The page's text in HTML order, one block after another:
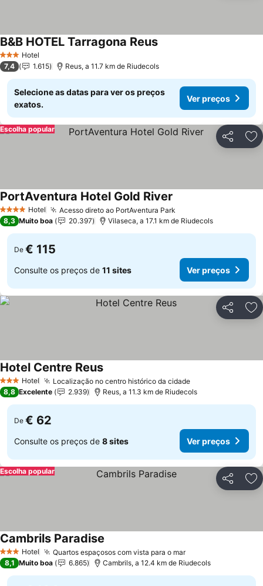
3 EstrelasHotel
B&B HOTEL Tarragona ReusVer preços
7,4 1.615 Reus, a 11.7 km de Riudecols
Selecione as datas para ver os preços
exatos.
Ver preços
Partilhar
Escolha popular
4 EstrelasHotel Acesso direto ao PortAventura Park
PortAventura Hotel Gold River
8,3 Muito boa 20.397 Vilaseca, a 17.1 km de Riudecols
De € 115
Consulte os preços de 11 sites Ver preços
Partilhar
3 EstrelasHotel Localização no centro histórico da cidadeVer preços
Hotel Centre ReusVer preços
8,8 Excelente 2.939 Reus, a 11.3 km de Riudecols
De € 62
Consulte os preços de 8 sites Ver preços
Partilhar
Escolha popular
3 EstrelasHotel Quartos espaçosos com vista para o marVer preços
Cambrils Paradise
8,1 Muito boa 6.865 Cambrils, a 12.4 km de Riudecols